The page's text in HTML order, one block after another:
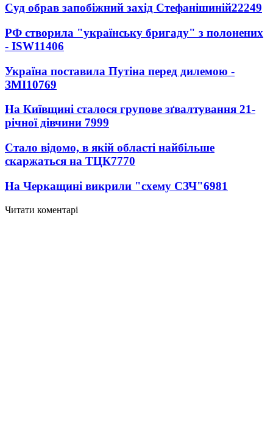
Суд обрав запобіжний захід Стефанішиній22249
РФ створила "українську бригаду" з полонених
- ISW11406
Україна поставила Путіна перед дилемою -
ЗМІ10769
На Київщині сталося групове зґвалтування 21-
річної дівчини 7999
Стало відомо, в якій області найбільше
скаржаться на ТЦК7770
На Черкащині викрили "схему СЗЧ"6981
Читати коментарі